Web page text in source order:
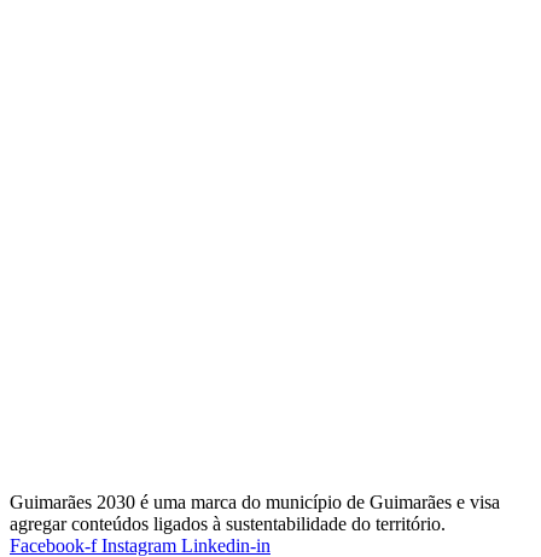
Guimarães 2030 é uma marca do município de Guimarães e visa
agregar conteúdos ligados à sustentabilidade do território.
Facebook-f Instagram Linkedin-in